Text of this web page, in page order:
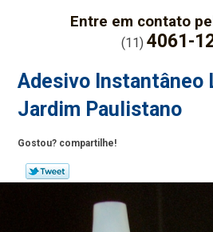
Entre em contato
(11) 4061-
Adesivo Instantâneo
Jardim Paulistano
Gostou? compartilhe!